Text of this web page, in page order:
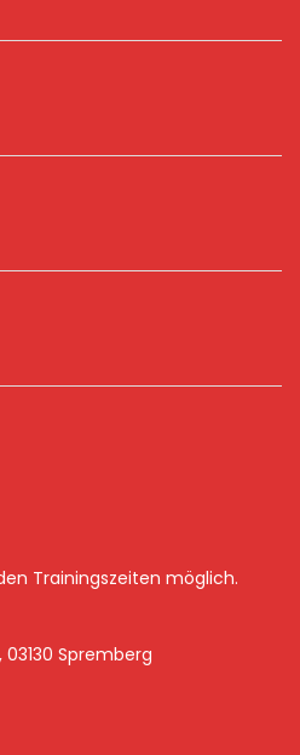
Trainingszeiten möglich.
03130 Spremberg